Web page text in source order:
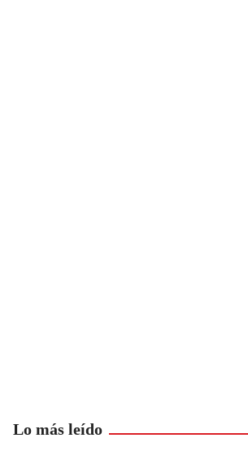
Lo más leído